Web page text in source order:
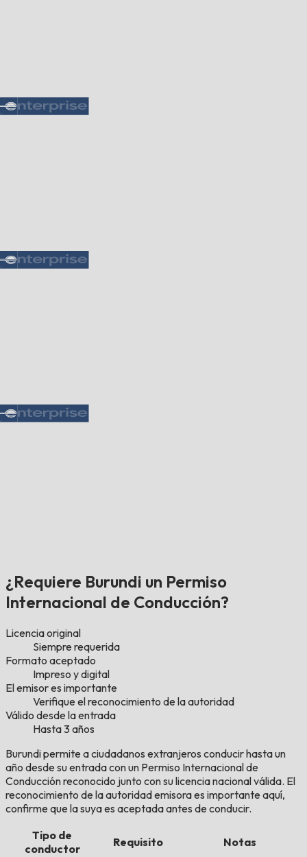
¿Requiere Burundi un Permiso
Internacional de Conducción?
Licencia original
Siempre requerida
Formato aceptado
Impreso y digital
El emisor es importante
Verifique el reconocimiento de la autoridad
Válido desde la entrada
Hasta 3 años
Burundi permite a ciudadanos extranjeros conducir hasta un
año desde su entrada con un Permiso Internacional de
Conducción reconocido junto con su licencia nacional válida. El
reconocimiento de la autoridad emisora es importante aquí,
confirme que la suya es aceptada antes de conducir.
Tipo de
conductor
Requisito Notas